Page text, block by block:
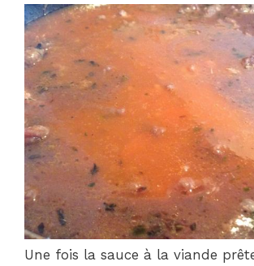
Une fois la sauce à la viande